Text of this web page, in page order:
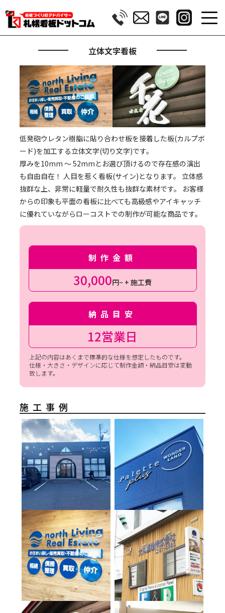
立体文字看板
低発砲ウレタン樹脂に貼り合わせ板を接着した板(カルプボ
ード)を加工する立体文字(切り文字)です。
厚みを10mm 〜 52mmとお選び頂けるので存在感の演出
も自由自在！ 人目を惹く看板(サイン)となります。 立体感
抜群な上、非常に軽量で耐久性も抜群な素材です。 お客様
からの印象も平面の看板に比べても高級感やアイキャッチ
に優れていながらローコストでの制作が可能な商品です。
制作金額
30,000円~ + 施工費
納品目安
12営業日
上記の内容はあくまで標準的な仕様を想定したものです。
仕様・大きさ・デザインに応じて制作金額・納品目安は変動
致します。
施工事例